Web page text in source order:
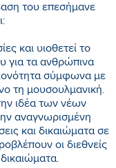
του επεσήμανε
και υιοθετεί το
για τα ανθρώπινα
σύμφωνα με
τη μουσουλμανική.
ιδέα των νέων
αναγνωρισμένη
και δικαιώματα σε
οι διεθνείς